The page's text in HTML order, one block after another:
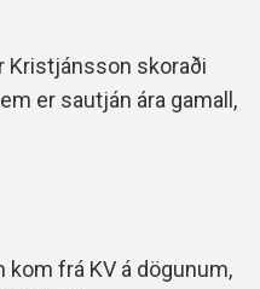
Kristjánsson skoraði
er sautján ára gamall,
frá KV á dögunum,